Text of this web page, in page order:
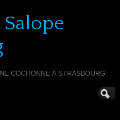
COCHONNE À STRASBOURG